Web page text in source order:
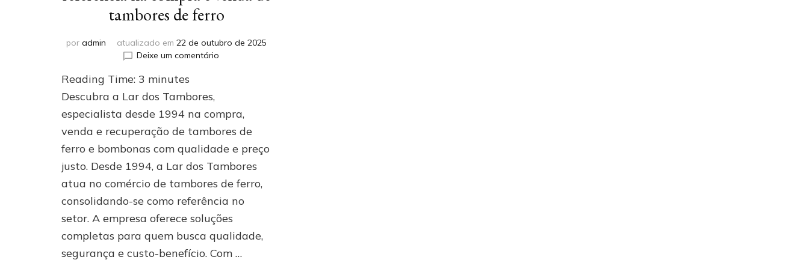
tambores de ferro
poradmin atualizado em22 de outubro de 2025
Deixe um comentárioem
Tambores:
referência
na
compra
e
venda
tambores
de
ferro
Reading Time: 3 minutes
Descubra a Lar dos Tambores,
especialista desde 1994 na compra,
venda e recuperação de tambores de
ferro e bombonas com qualidade e preço
justo. Desde 1994, a Lar dos Tambores
atua no comércio de tambores de ferro,
consolidando-se como referência no
setor. A empresa oferece soluções
completas para quem busca qualidade,
segurança e custo-benefício. Com …